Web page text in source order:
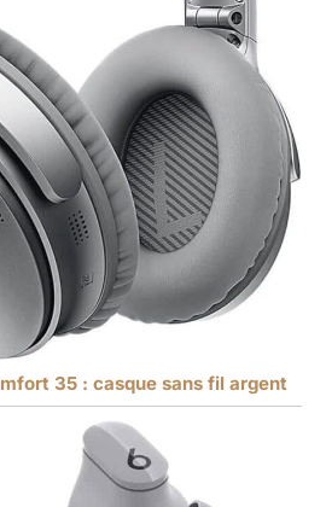
35 : casque sans fil argent